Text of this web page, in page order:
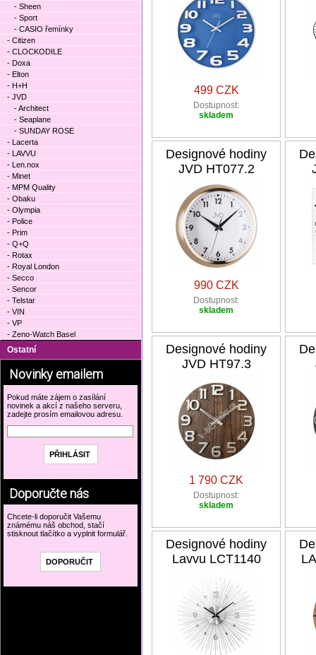
499 CZK
Dostupnost:
skladem
Designové hodiny
JVD HT077.2
990 CZK
Dostupnost:
skladem
Designové hodiny
JVD HT97.3
1 790 CZK
Dostupnost:
skladem
Designové hodiny
Lavvu LCT1140
- Sheen
- Sport
- CASIO řemínky
- Citizen
- CLOCKODILE
- Doxa
- Elton
- H+H
- JVD
- Architect
- Seaplane
- SUNDAY ROSE
- Lacerta
- LAVVU
- Len.nox
- Minet
- MPM Quality
- Obaku
- Olympia
- Police
- Prim
- Q+Q
- Rotax
- Royal London
- Secco
- Sencor
- Telstar
- VIN
- VP
- Zeno-Watch Basel
Ostatní
Novinky emailem
Pokud máte zájem o zasílání
novinek a akcí z našeho serveru,
zadejte prosím emailovou adresu.
Doporučte nás
Chcete-li doporučit Vašemu
známému náš obchod, stačí
stisknout tlačítko a vyplnit formulář.